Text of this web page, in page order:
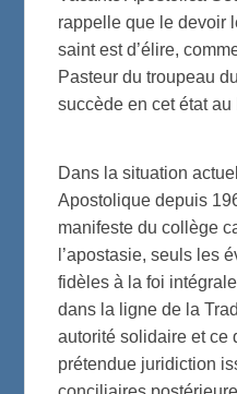
rappelle que le devoir
saint est d’élire,
Pasteur du troupeau
succède en cet état
Dans la situation
Apostolique depuis
manifeste du collège
l’apostasie, seuls les
fidèles à la foi
dans la ligne de la
autorité solidaire et ce
prétendue juridiction